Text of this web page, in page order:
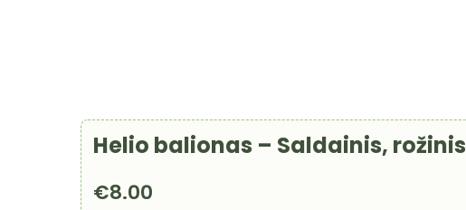
Helio balionas – Saldainis, rožinis
€8.00